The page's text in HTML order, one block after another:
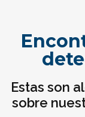
Estas son
sobre
¿Qué tipo
*